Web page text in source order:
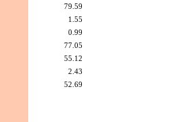
79.59
1.55
0.99
77.05
55.12
2.43
52.69